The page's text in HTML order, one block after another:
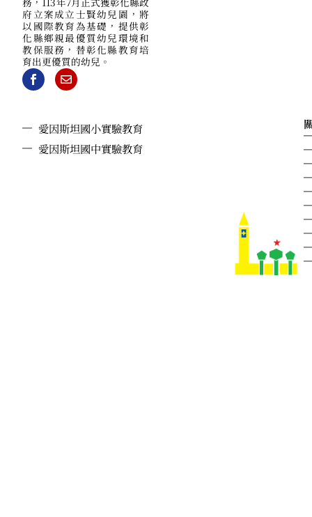
府立案成立士賢幼兒園，將
以國際教育為基礎，提供彰
化縣鄉親最優質幼兒環境和
教保服務，替彰化縣教育培
育出更優質的幼兒。
愛因斯坦國小實驗教育
愛因斯坦國中實驗教育